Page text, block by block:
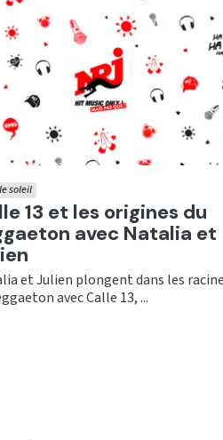
13 et les origines du
avec Natalia et
soleil
et Julien plongent dans les
avec Calle 13, ...